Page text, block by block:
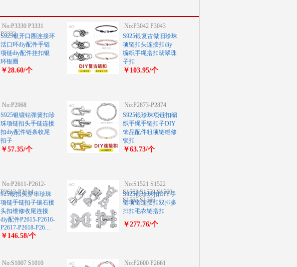
No:P3330 P3331
P3332
S925银开口圈连接环
活口环diy配件手链
项链diy配件挂扣银
环银圈
￥28.60/个
No:P3042 P3043
S925银复古做旧珍珠
项链扣头连接扣diy
编织手绳搭扣翡翠珠
子扣
￥103.95/个
No:P2968
S925银镶钻弹簧扣珍
珠项链扣头手链连接
扣diy配件链条收尾
扣子
￥57.35/个
No:P2873-P2874
S925银珍珠项链扣编
织手绳手链扣子DIY
饰品配件粗项链维修
锁扣
￥63.73/个
No:P2611-P2612-
P2613-P2614
925银扣头穿串珍珠
项链手链扣子镶石接
头扣维修收尾连接
diy配件P2615-P2616-
P2617-P2618-P26…
￥146.58/个
No:S1521 S1522
S1563 S1559 S1560
S1565 S1566
S925银珍珠扣DIY手
链项链连接扣双排多
排扣毛衣链搭扣
￥277.76/个
No:S1007 S1010
No:P2600 P2661